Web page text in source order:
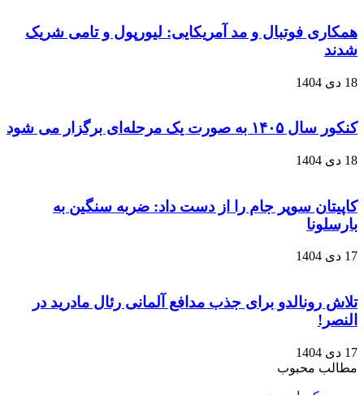
همکاری فوتبال و مد آمریکایی: لیورپول و تامی شریک
شدند
18 دی 1404
کنکور سال ۱۴۰۵ به صورت یک‌ مرحله‌ای برگزار می‌ شود
18 دی 1404
کاپیتان سوپر جام را از دست داد: ضربه سنگین به
بارسلونا
17 دی 1404
تلاش رونالدو برای جذب مدافع آلمانی رئال مادرید در
النصر!
17 دی 1404
مطالب محبوب